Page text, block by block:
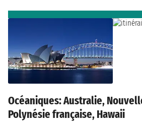
Océaniques: Australie,
Polynésie française, Hawaii